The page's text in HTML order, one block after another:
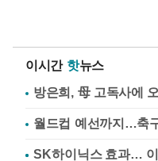
이시간 핫뉴스
방은희, 母 고독사에
월드컵 예선까지…축